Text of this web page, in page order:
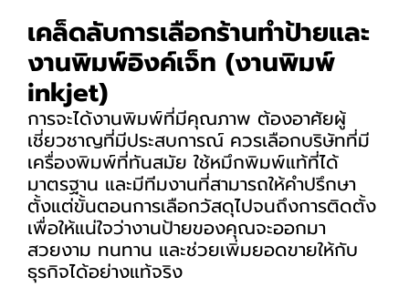
เคล็ดลับการเลือกร้านทำป้ายและ
งานพิมพ์อิงค์เจ็ท (งานพิมพ์
inkjet)
การจะได้งานพิมพ์ที่มีคุณภาพ ต้องอาศัยผู้
เชี่ยวชาญที่มีประสบการณ์ ควรเลือกบริษัทที่มี
เครื่องพิมพ์ที่ทันสมัย ใช้หมึกพิมพ์แท้ที่ได้
มาตรฐาน และมีทีมงานที่สามารถให้คำปรึกษา
ตั้งแต่ขั้นตอนการเลือกวัสดุไปจนถึงการติดตั้ง
เพื่อให้แน่ใจว่างานป้ายของคุณจะออกมา
สวยงาม ทนทาน และช่วยเพิ่มยอดขายให้กับ
ธุรกิจได้อย่างแท้จริง